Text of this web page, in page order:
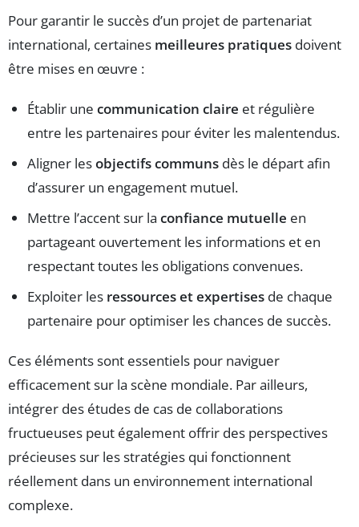
Pour garantir le succès d’un projet de partenariat
international, certaines meilleures pratiques doivent
être mises en œuvre :
Établir une communication claire et régulière
entre les partenaires pour éviter les malentendus.
Aligner lesobjectifs communs dès le départ afin
d’assurer un engagement mutuel.
Mettre l’accent sur la confiance mutuelle en
partageant ouvertement les informations et en
respectant toutes les obligations convenues.
Exploiter les ressources et expertises de chaque
partenaire pour optimiser les chances de succès.
Ces éléments sont essentiels pour naviguer
efficacement sur la scène mondiale. Par ailleurs,
intégrer des études de cas de collaborations
fructueuses peut également offrir des perspectives
précieuses sur les stratégies qui fonctionnent
réellement dans un environnement international
complexe.